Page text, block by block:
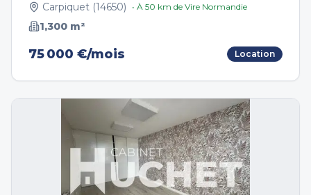
Carpiquet (14650) • À 50 km de Vire Normandie
1,300 m²
75 000 €/mois Location